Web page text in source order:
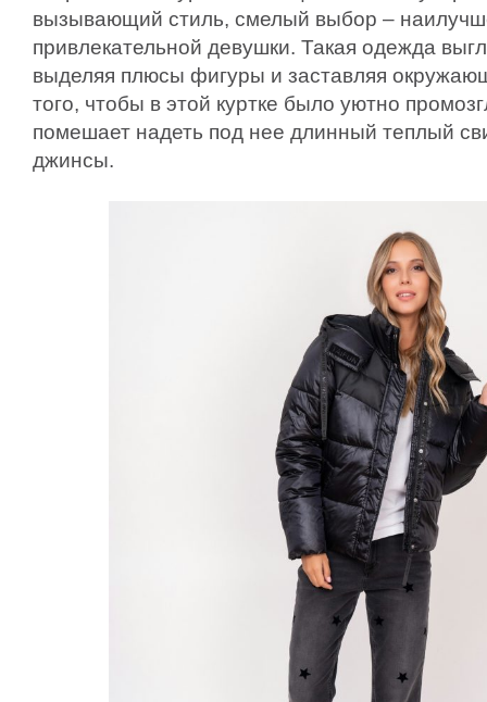
вызывающий стиль, смелый выбор –
привлекательной девушки. Такая одежда
выделяя плюсы фигуры и заставляя
того, чтобы в этой куртке было уютно
помешает надеть под нее длинный теплый
джинсы.